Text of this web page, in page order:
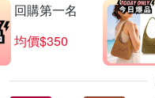
回購第一名
均價$350